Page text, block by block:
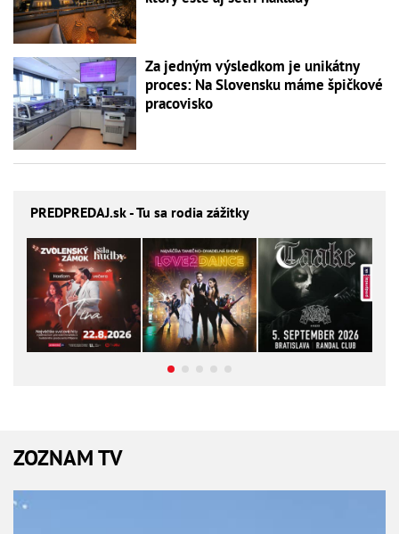
Za jedným výsledkom je unikátny
proces: Na Slovensku máme špičkové
pracovisko
PREDPREDAJ.sk - Tu sa rodia zážitky
ZOZNAM TV